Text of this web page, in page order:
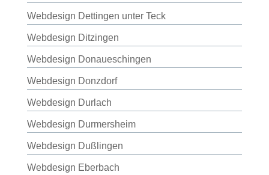
Webdesign Dettingen unter Teck
Webdesign Ditzingen
Webdesign Donaueschingen
Webdesign Donzdorf
Webdesign Durlach
Webdesign Durmersheim
Webdesign Dußlingen
Webdesign Eberbach